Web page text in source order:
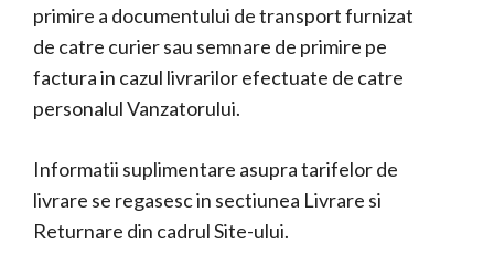
primire a documentului de transport furnizat
de catre curier sau semnare de primire pe
factura in cazul livrarilor efectuate de catre
personalul Vanzatorului.
Informatii suplimentare asupra tarifelor de
livrare se regasesc in sectiunea Livrare si
Returnare din cadrul Site-ului.